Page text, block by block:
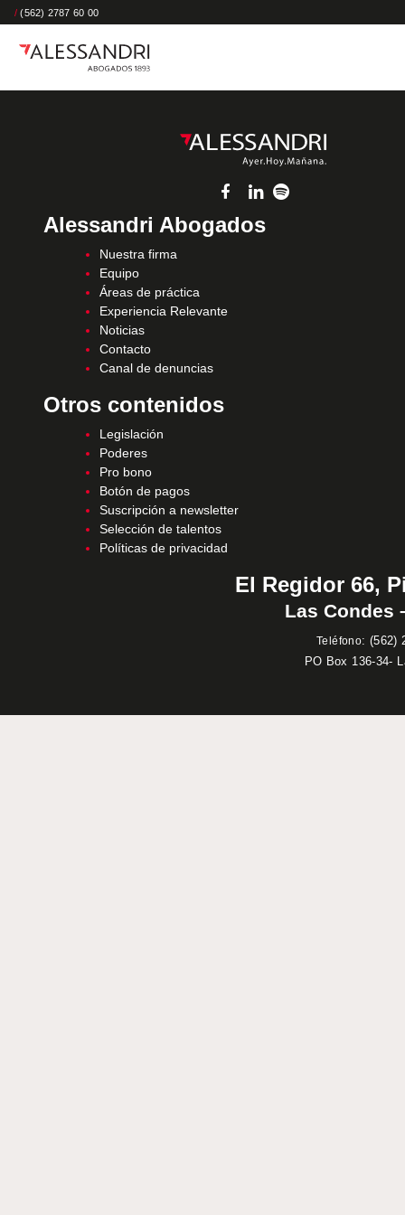
/ (562) 2787 60 00
Alessandri Abogados
Nuestra firma
Equipo
Áreas de práctica
Experiencia Relevante
Noticias
Contacto
Canal de denuncias
Otros contenidos
Legislación
Poderes
Pro bono
Botón de pagos
Suscripción a newsletter
Selección de talentos
Políticas de privacidad
El Regidor 66,
Las Condes
Teléfono: (562)
PO Box 136-34-